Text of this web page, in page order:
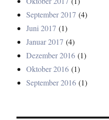
September 2017 (4)
Juni 2017 (1)
Januar 2017 (4)
Dezember 2016 (1)
Oktober 2016 (1)
September 2016 (1)